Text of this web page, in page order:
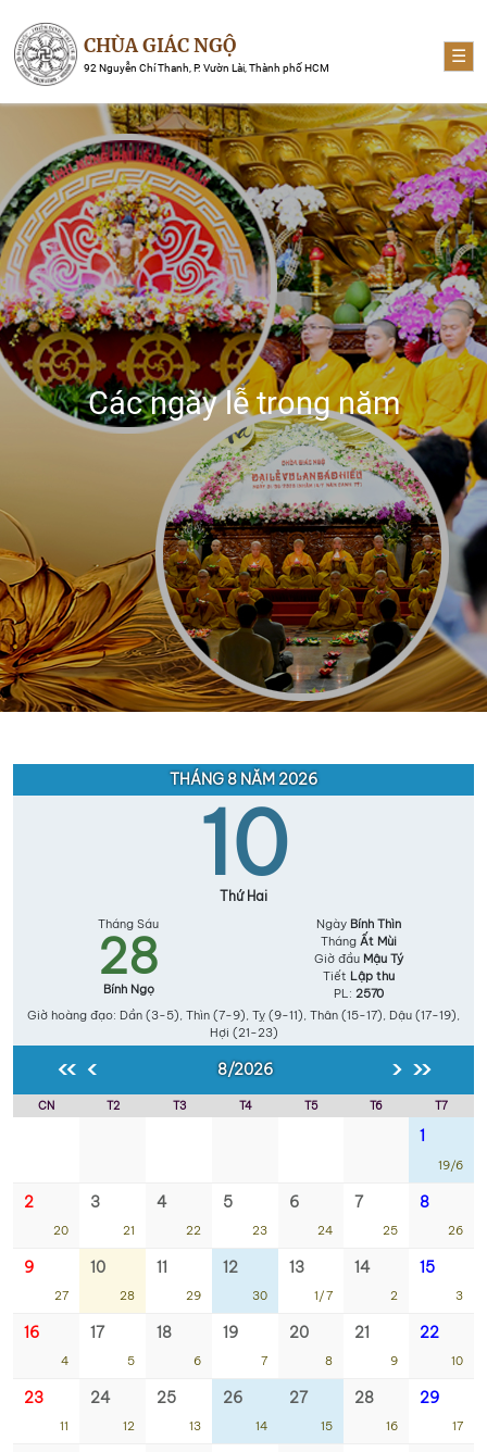
CHÙA GIÁC NGỘ
92 Nguyễn Chí Thanh, P. Vườn Lài, Thành phố HCM
☰
Các ngày lễ trong năm
THÁNG 8 NĂM 2026
10
Thứ Hai
Tháng Sáu
28
Bính Ngọ
Ngày Bính Thìn
Tháng Ất Mùi
Giờ đầu Mậu Tý
Tiết Lập thu
PL: 2570
Giờ hoàng đạo: Dần (3-5), Thìn (7-9), Tỵ (9-11), Thân (15-17), Dậu (17-19),
Hợi (21-23)
‹‹ ‹ 8/2026 › ››
CN T2 T3 T4 T5 T6 T7
1
19/6
2
20
3
21
4
22
5
23
6
24
7
25
8
26
9
27
10
28
11
29
12
30
13
1/7
14
2
15
3
16
4
17
5
18
6
19
7
20
8
21
9
22
10
23
11
24
12
25
13
26
14
27
15
28
16
29
17